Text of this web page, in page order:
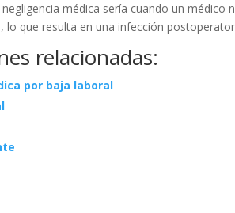
médica sería cuando un
lo que resulta en una infección
relacionadas:
por baja laboral